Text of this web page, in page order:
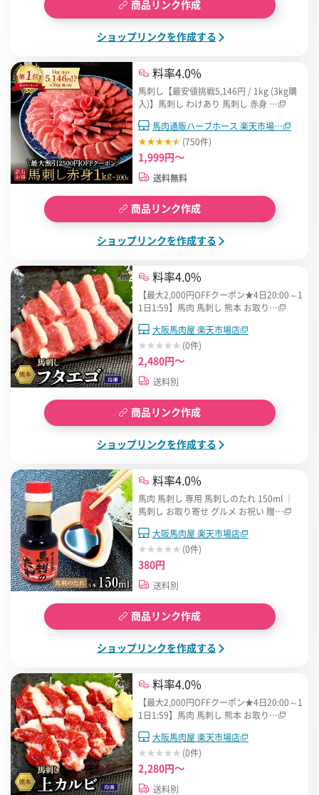
商品リンク作成
ショップリンクを作成する
料率4.0%
馬刺し【最安値挑戦5,146円 / 1kg (3kg購
入)】馬刺し わけあり 馬刺し 赤身 …
馬肉通販ハーブホース 楽天市場…
(750件)
1,999円～
送料無料
商品リンク作成
ショップリンクを作成する
料率4.0%
【最大2,000円OFFクーポン★4日20:00～1
1日1:59】馬肉 馬刺し 熊本 お取り…
大阪馬肉屋 楽天市場店
(0件)
2,480円～
送料別
商品リンク作成
ショップリンクを作成する
料率4.0%
馬肉 馬刺し 専用 馬刺しのたれ 150ml ｜
馬刺し お取り寄せ グルメ お祝い 贈…
大阪馬肉屋 楽天市場店
(0件)
380円
送料別
商品リンク作成
ショップリンクを作成する
料率4.0%
【最大2,000円OFFクーポン★4日20:00～1
1日1:59】馬肉 馬刺し 熊本 お取り…
大阪馬肉屋 楽天市場店
(0件)
2,280円～
送料別